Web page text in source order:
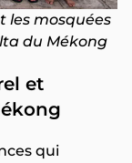
les mosquées
du Mékong
et
qui